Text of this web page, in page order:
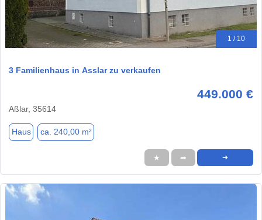
1 / 10
3 Familienhaus in Asslar zu verkaufen
449.000 €
Aßlar, 35614
Haus ca. 240,00 m²
★ ➦ ➜